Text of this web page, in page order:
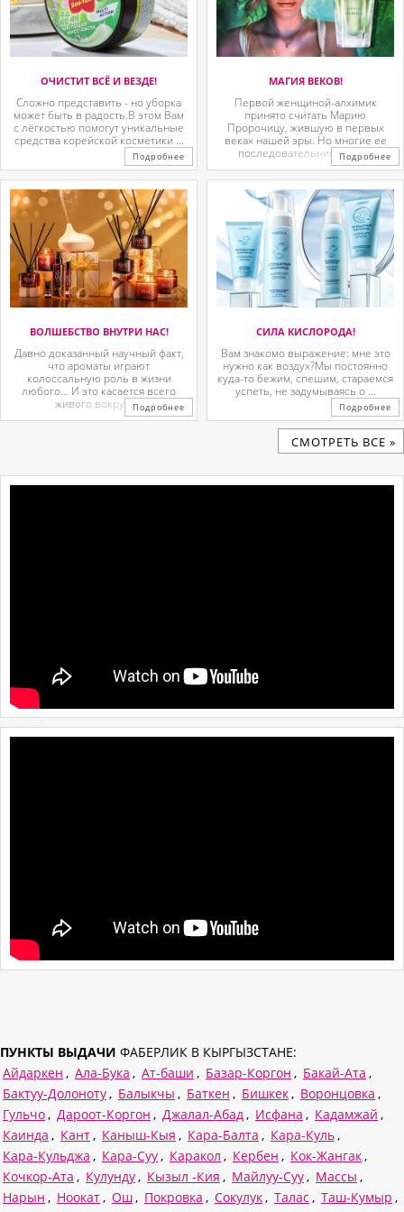
ОЧИСТИТ ВСЁ И ВЕЗДЕ!
Сложно представить - но уборка
может быть в радость.В этом Вам
с лёгкостью помогут уникальные
средства корейской косметики ...
Подробнее
МАГИЯ ВЕКОВ!
Первой женщиной-алхимик
принято считать Марию
Пророчицу, жившую в первых
веках нашей эры. Но многие ее
последовательницы так ...
Подробнее
ВОЛШЕБСТВО ВНУТРИ НАС!
Давно доказанный научный факт,
что ароматы играют
колоссальную роль в жизни
любого… И это касается всего
живого вокруг. ...Подробнее
СИЛА КИСЛОРОДА!
Вам знакомо выражение: мне это
нужно как воздух?Мы постоянно
куда-то бежим, спешим, стараемся
успеть, не задумываясь о ...
Подробнее
CМОТРЕТЬ ВСЕ »
ПУНКТЫ ВЫДАЧИ ФАБЕРЛИК В КЫРГЫЗСТАНЕ:
Айдаркен , Ала-Бука , Ат-баши , Базар-Коргон , Бакай-Ата ,
Бактуу-Долоноту , Балыкчы , Баткен , Бишкек , Воронцовка ,
Гульчо , Дароот-Коргон , Джалал-Абад , Исфана , Кадамжай ,
Каинда , Кант , Каныш-Кыя , Кара-Балта , Кара-Куль ,
Кара-Кульджа , Кара-Суу , Каракол , Кербен , Кок-Жангак ,
Кочкор-Ата , Кулунду , Кызыл -Кия , Майлуу-Суу , Массы ,
Нарын , Ноокат , Ош , Покровка , Сокулук , Талас , Таш-Кумыр ,